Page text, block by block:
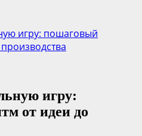
игру: пошаговый
игру:
от идеи до